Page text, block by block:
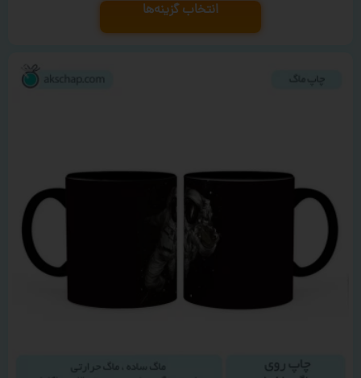
انتخاب گزینه‌ها